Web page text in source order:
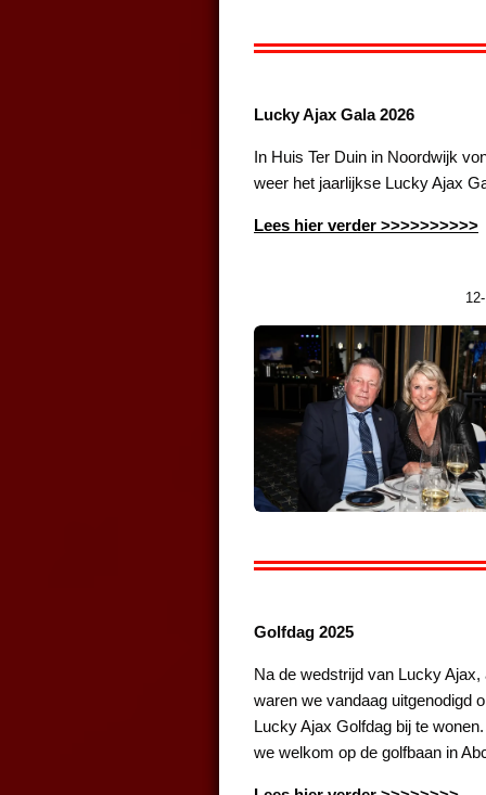
Lucky Ajax Gala 2026
In Huis Ter Duin in Noordwijk
weer het jaarlijkse Lucky Ajax
Lees hier verder >>>>>>>>>>
Golfdag 2025
Na de wedstrijd van Lucky Ajax,
waren we vandaag uitgenodigd
Lucky Ajax Golfdag bij te
we welkom op de golfbaan in